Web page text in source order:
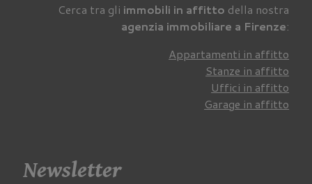
Cerca tra gli immobili in affitto della nostra
agenzia immobiliare a Firenze:
Appartamenti in affitto
Stanze in affitto
Uffici in affitto
Garage in affitto
Newsletter